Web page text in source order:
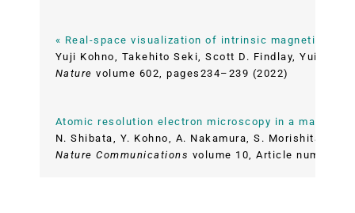
« Real-space visualization of intrinsic magnetic
Yuji Kohno, Takehito Seki, Scott D. Findlay, Yuichi
Nature volume 602, pages234–239 (2022)
Atomic resolution electron microscopy in a
N. Shibata, Y. Kohno, A. Nakamura, S. Morishita, T.
Nature Communications volume 10, Article number: